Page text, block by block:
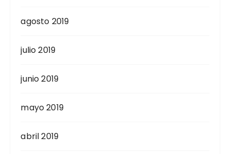
agosto 2019
julio 2019
junio 2019
mayo 2019
abril 2019